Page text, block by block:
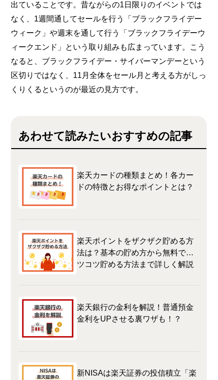
出ていることです。昔ながらの1日限りのイベントでは
なく、1週間通してセールを行う「ブラックフライデー
ウィーク」や週末を通して行う「ブラックフライデーウ
ィークエンド」という取り組みも広まっています。こう
なると、ブラックフライデー・サイバーマンデーという
区切りではなく、11月全体をセール月と考える方がしっ
くりくるというのが最近の見方です。
あわせて読みたいおすすめの記事
楽天カードの種類まとめ！各カー
ドの特徴とお得なポイントとは？
楽天ポイントをザクザク貯める方
法は？基本の貯め方から無料でコ
ツコツ貯める方法まで詳しく解説
楽天銀行の金利を解説！普通預金
金利をUPさせる裏ワザも！？
新NISAは楽天証券の投信積立「楽